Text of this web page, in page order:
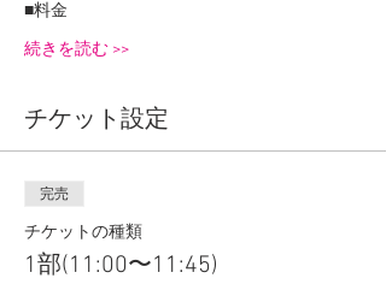
■料金
続きを読む >>
チケット設定
完売
チケットの種類
1部(11:00〜11:45)